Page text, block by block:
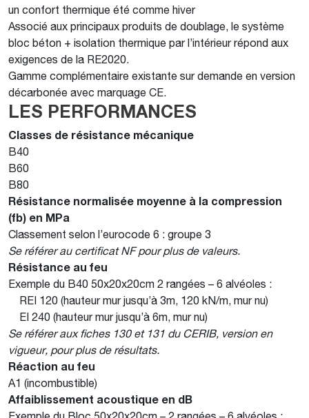
un confort thermique été comme hiver
Associé aux principaux produits de doublage, le système
bloc béton + isolation thermique par l’intérieur répond aux
exigences de la RE2020.
Gamme complémentaire existante sur demande en version
décarbonée avec marquage CE.
LES PERFORMANCES
Classes de résistance mécanique
B40
B60
B80
Résistance normalisée moyenne à la compression
(fb) en MPa
Classement selon l’eurocode 6 : groupe 3
Se référer au certificat NF pour plus de valeurs.
Résistance au feu
Exemple du B40 50x20x20cm 2 rangées – 6 alvéoles :
REI 120 (hauteur mur jusqu’à 3m, 120 kN/m, mur nu)
EI 240 (hauteur mur jusqu’à 6m, mur nu)
Se référer aux fiches 130 et 131 du CERIB, version en
vigueur, pour plus de résultats.
Réaction au feu
A1 (incombustible)
Affaiblissement acoustique en dB
Exemple du Bloc 50x20x20cm – 2 rangées – 6 alvéoles :